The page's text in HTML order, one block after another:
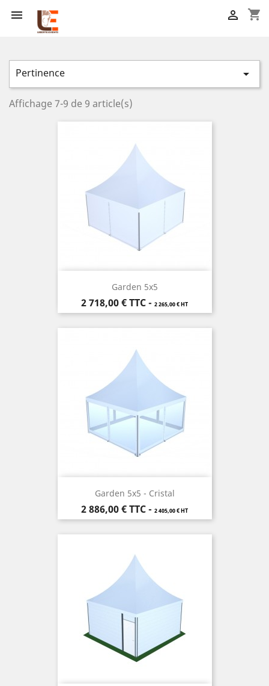
 shopping_cart

Pertinence 
Affichage 7-9 de 9 article(s)
Garden 5x5
Prix
2 718,00 €TTC- 2 265,00 € HT
Garden 5x5 - Cristal
Prix
2 886,00 €TTC- 2 405,00 € HT